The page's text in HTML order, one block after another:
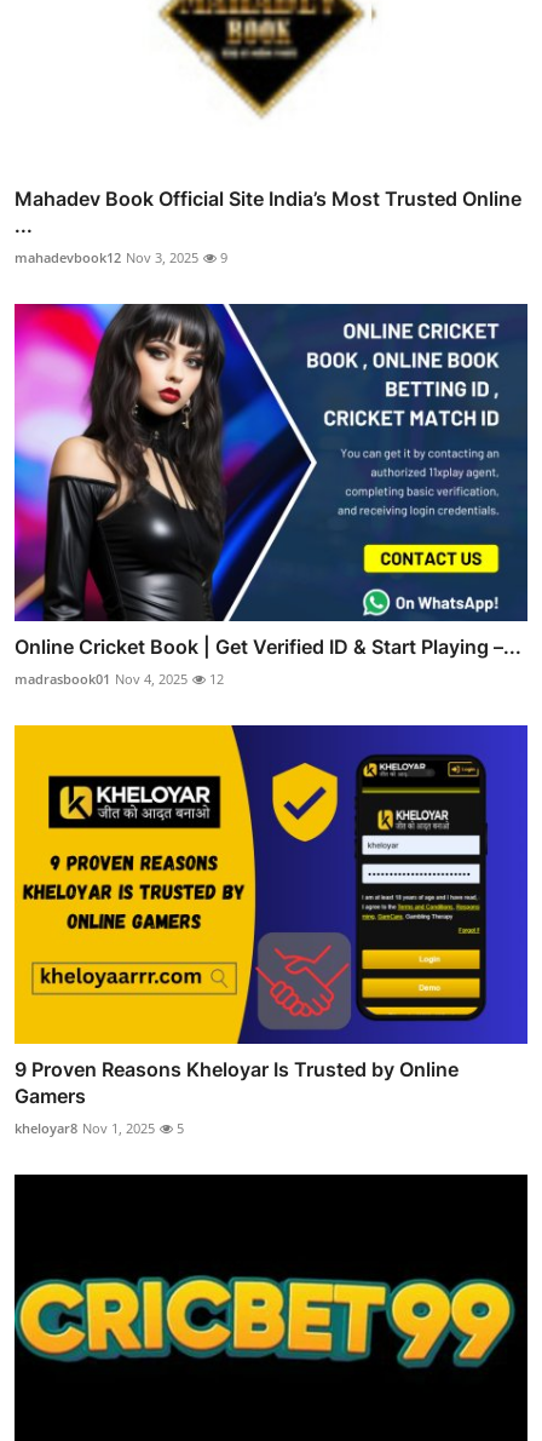
Mahadev Book Official Site India’s Most Trusted Online
...
mahadevbook12 Nov 3, 2025 9
Online Cricket Book | Get Verified ID & Start Playing –...
madrasbook01 Nov 4, 2025 12
9 Proven Reasons Kheloyar Is Trusted by Online
Gamers
kheloyar8 Nov 1, 2025 5